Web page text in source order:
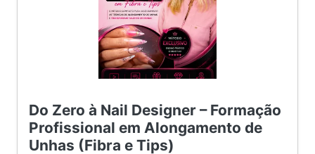
Do Zero à Nail Designer – Formação
Profissional em Alongamento de
Unhas (Fibra e Tips)